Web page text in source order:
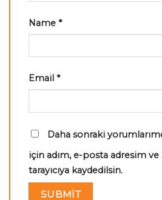
Name *
Email *
Daha sonraki
için adım, e-posta adresim
tarayıcıya kaydedilsin.